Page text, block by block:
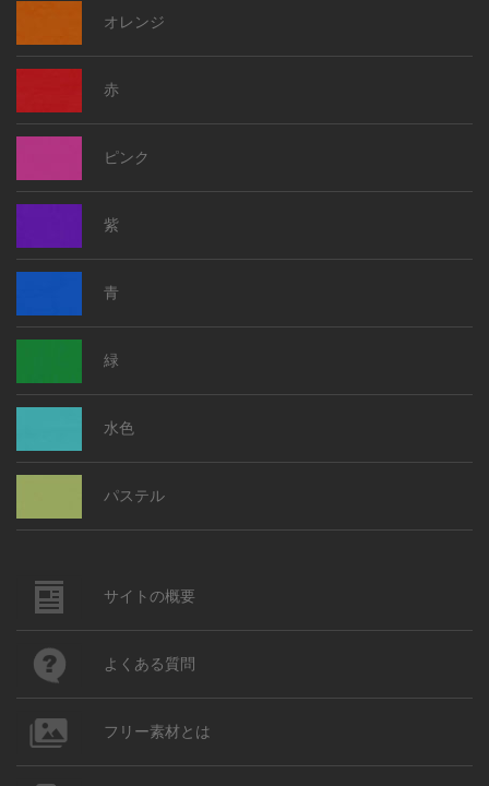
オレンジ
赤
ピンク
紫
青
緑
水色
パステル
サイトの概要
よくある質問
フリー素材とは